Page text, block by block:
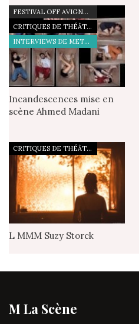
FESTIVAL OFF AVIGNON 21
CRITIQUES DE THÉÂTRE
INTERVIEWS DE METTEURS EN SCÈNE
Incandescences mise en
scène Ahmed Madani
CRITIQUES DE THÉÂTRE
L MMM Suzy Storck
M La Scène